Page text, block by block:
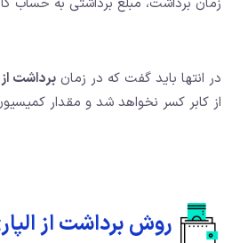
زمان برداشت، مبلغ برداشتی به حساب
در انتها باید گفت که در زمان برداشت از
از کابر کسر نخواهد شد و مقدار
روش برداشت از